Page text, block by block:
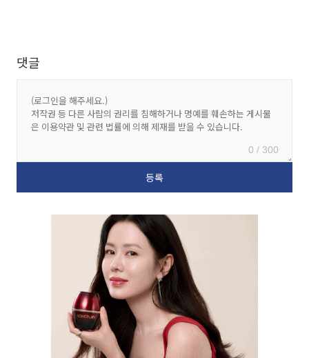
댓글
0 / 300